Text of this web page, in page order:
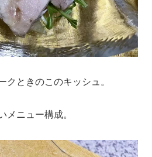
クときのこのキッシュ。
メニュー構成。